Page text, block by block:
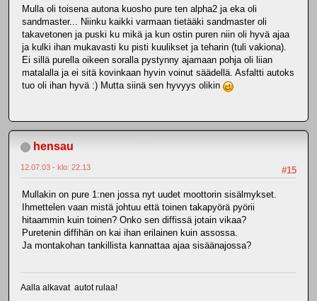
Mulla oli toisena autona kuosho pure ten alpha2 ja eka oli
sandmaster... Niinku kaikki varmaan tietääki sandmaster oli
takavetonen ja puski ku mikä ja kun ostin puren niin oli hyvä ajaa
ja kulki ihan mukavasti ku pisti kuulikset ja teharin (tuli vakiona).
Ei sillä purella oikeen soralla pystynny ajamaan pohja oli liian
matalalla ja ei sitä kovinkaan hyvin voinut säädellä. Asfaltti autoks
tuo oli ihan hyvä :) Mutta siinä sen hyvyys olikin
hensau
#15
12.07.03 - klo: 22.13
Mullakin on pure 1:nen jossa nyt uudet moottorin sisälmykset.
Ihmettelen vaan mistä johtuu että toinen takapyörä pyörii
hitaammin kuin toinen? Onko sen diffissä jotain vikaa?
Puretenin diffihän on kai ihan erilainen kuin assossa.
Ja montakohan tankillista kannattaa ajaa sisäänajossa?
Aalla alkavat autot rulaa!